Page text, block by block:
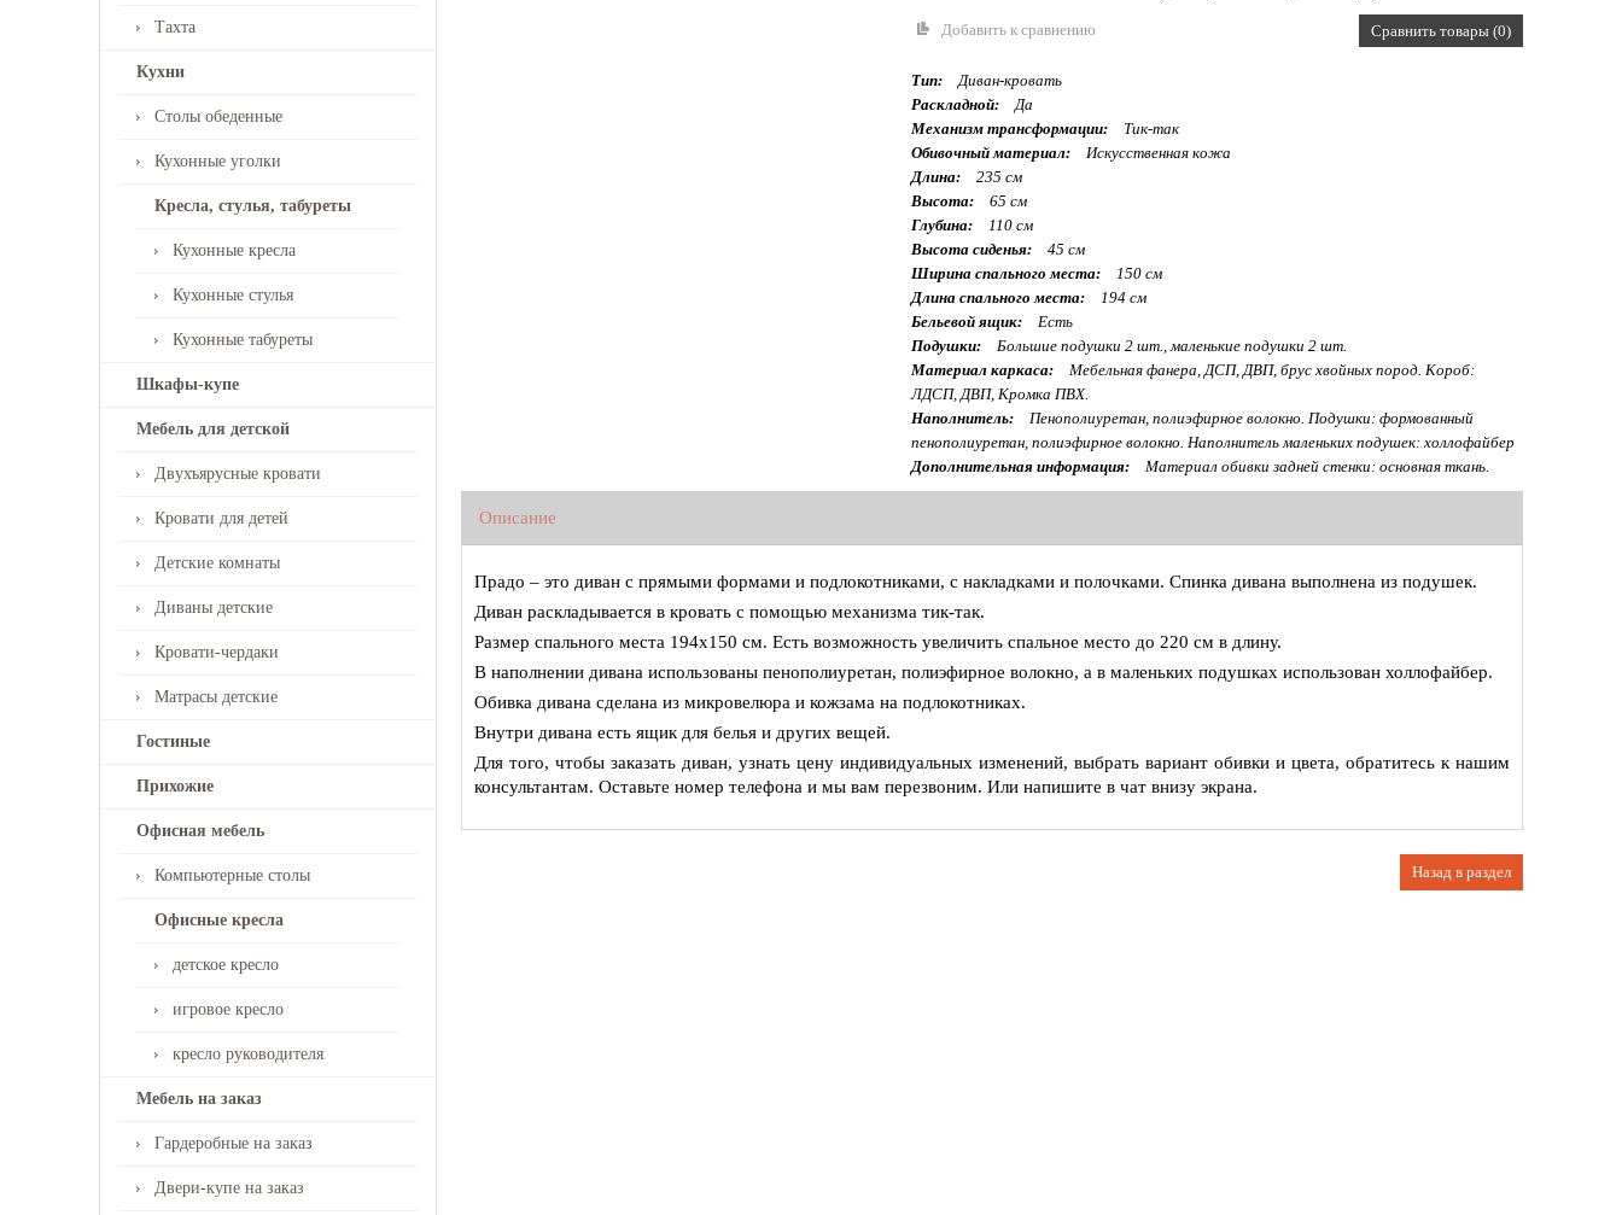
Тахта
Кухни
Столы обеденные
Кухонные уголки
Кресла, стулья, табуреты
Кухонные кресла
Кухонные стулья
Кухонные табуреты
Шкафы-купе
Мебель для детской
Двухъярусные кровати
Кровати для детей
Детские комнаты
Диваны детские
Кровати-чердаки
Матрасы детские
Гостиные
Прихожие
Офисная мебель
Компьютерные столы
Офисные кресла
детское кресло
игровое кресло
кресло руководителя
Мебель на заказ
Гардеробные на заказ
Двери-купе на заказ
Добавить к сравнению Сравнить товары (0)
Тип:
Диван-кровать
Раскладной:
Да
Механизм трансформации:
Тик-так
Обивочный материал:
Искусственная кожа
Длина:
235 см
Высота:
65 см
Глубина:
110 см
Высота сиденья:
45 см
Ширина спального места:
150 см
Длина спального места:
194 см
Бельевой ящик:
Есть
Подушки:
Большие подушки 2 шт., маленькие подушки 2 шт.
Материал каркаса:
Мебельная фанера, ДСП, ДВП, брус хвойных пород. Короб:
ЛДСП, ДВП, Кромка ПВХ.
Наполнитель:
Пенополиуретан, полиэфирное волокно. Подушки: формованный
пенополиуретан, полиэфирное волокно. Наполнитель маленьких подушек: холлофайбер
Дополнительная информация:
Материал обивки задней стенки: основная ткань.
Описание
Прадо – это диван с прямыми формами и подлокотниками, с накладками и полочками. Спинка дивана выполнена из подушек.
Диван раскладывается в кровать с помощью механизма тик-так.
Размер спального места 194х150 см. Есть возможность увеличить спальное место до 220 см в длину.
В наполнении дивана использованы пенополиуретан, полиэфирное волокно, а в маленьких подушках использован холлофайбер.
Обивка дивана сделана из микровелюра и кожзама на подлокотниках.
Внутри дивана есть ящик для белья и других вещей.
Для того, чтобы заказать диван, узнать цену индивидуальных изменений, выбрать вариант обивки и цвета, обратитесь к нашим
консультантам. Оставьте номер телефона и мы вам перезвоним. Или напишите в чат внизу экрана.
Назад в раздел